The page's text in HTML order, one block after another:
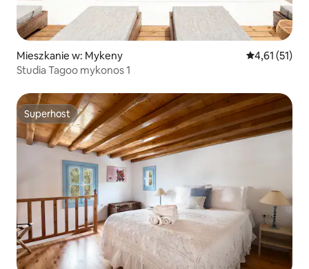
Mieszkanie w: Mykeny Średnia
4,61 (51)
Studia Tagoo mykonos 1
Superhost
Superhost